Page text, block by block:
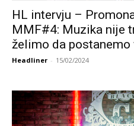
HL intervju –
MMF#4: Muzika nije
želimo da
Headliner - 15/02/2024